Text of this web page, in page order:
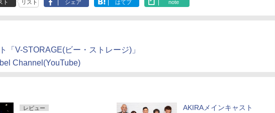
ト リスト シェア はてブ note
「V-STORAGE(ビー・ストレージ)」
Channel(YouTube)
レビュー
AKIRAメインキャスト